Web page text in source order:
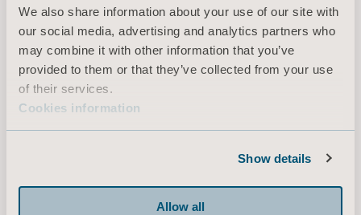
We also share information about your use of our site with
our social media, advertising and analytics partners who
may combine it with other information that you’ve
provided to them or that they’ve collected from your use
of their services.
Cookies information
Show details
Allow all
Seil for stå- og
oppreisingshjelpemiddel